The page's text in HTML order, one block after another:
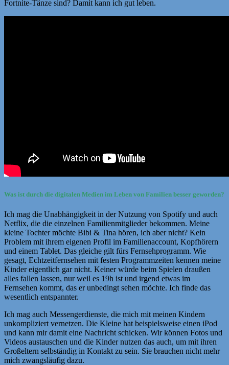
Fortnite-Tänze sind? Damit kann ich gut leben.
Was ist durch die digitalen Medien im Leben von Familien besser geworden?
Ich mag die Unabhängigkeit in der Nutzung von Spotify und auch
Netflix, die die einzelnen Familienmitglieder bekommen. Meine
kleine Tochter möchte Bibi & Tina hören, ich aber nicht? Kein
Problem mit ihrem eigenen Profil im Familienaccount, Kopfhörern
und einem Tablet. Das gleiche gilt fürs Fernsehprogramm. Wie
gesagt, Echtzeitfernsehen mit festen Programmzeiten kennen meine
Kinder eigentlich gar nicht. Keiner würde beim Spielen draußen
alles fallen lassen, nur weil es 19h ist und irgend etwas im
Fernsehen kommt, das er unbedingt sehen möchte. Ich finde das
wesentlich entspannter.
Ich mag auch Messengerdienste, die mich mit meinen Kindern
unkompliziert vernetzen. Die Kleine hat beispielsweise einen iPod
und kann mir damit eine Nachricht schicken. Wir können Fotos und
Videos austauschen und die Kinder nutzen das auch, um mit ihren
Großeltern selbständig in Kontakt zu sein. Sie brauchen nicht mehr
mich zwangsläufig dazu.